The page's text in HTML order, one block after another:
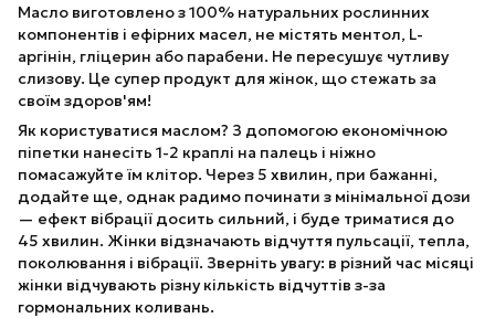
Масло виготовлено з 100% натуральних рослинних
компонентів і ефірних масел, не містять ментол, L-
аргінін, гліцерин або парабени. Не пересушує чутливу
слизову. Це супер продукт для жінок, що стежать за
своїм здоров'ям!
Як користуватися маслом? З допомогою економічною
піпетки нанесіть 1-2 краплі на палець і ніжно
помасажуйте їм клітор. Через 5 хвилин, при бажанні,
додайте ще, однак радимо починати з мінімальної дози
— ефект вібрації досить сильний, і буде триматися до
45 хвилин. Жінки відзначають відчуття пульсації, тепла,
поколювання і вібрації. Зверніть увагу: в різний час місяці
жінки відчувають різну кількість відчуттів з-за
гормональних коливань.